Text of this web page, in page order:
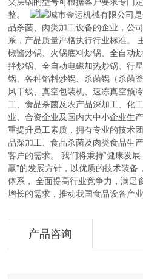
整。
城市金运机械有限公司
品杀菌、肉类加工设备的企业，公
系，产品质量严格执行行业标准。
椒酱炒锅、火锅底料炒锅、全自动
拌炒锅、全自动电磁加热炒锅、行
锅、各种馅料炒锅、杀菌锅（杀菌
风干线、真空包装机、速冻真空预
工、食品杀菌及农产品深加工、化
业、合资企业及国内大中小企业生
重提升员工素质，拥有专业的技术
品深加工、食品杀菌及肉类食品生
客户的需求。 我们将秉持“健康发
赢”的发展方针，以优质的技术装
体系， 全面提高行业竞争力，满足
增长的需求，推动我国食品设备产业
产品咨询